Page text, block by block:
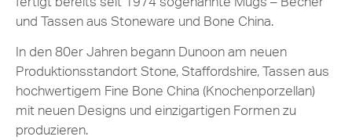
und Tassen aus Stoneware und Bone China.
In den 80er Jahren begann Dunoon am neuen
Produktionsstandort Stone, Staffordshire, Tassen aus
hochwertigem Fine Bone China (Knochenporzellan)
mit neuen Designs und einzigartigen Formen zu
produzieren.